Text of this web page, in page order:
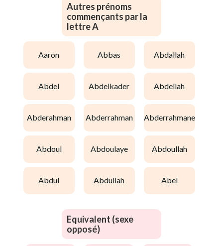
Autres prénoms
commençants par la
lettre A
aaron abbas abdallah
abdel abdelkader abdellah
abderahman abderrahman abderrahmane
abdoul abdoulaye abdoullah
abdul abdullah abel
Equivalent (sexe
opposé)